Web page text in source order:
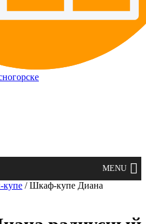
купе / Шкаф-купе Диана